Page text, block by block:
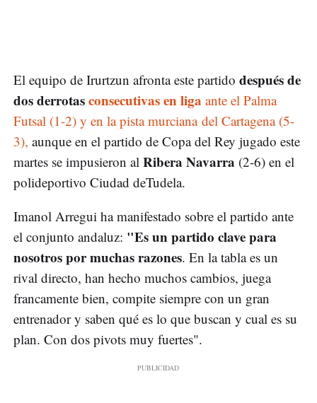
El equipo de Irurtzun afronta este partido después de
dos derrotasconsecutivas en liga ante el Palma
Futsal (1-2) y en la pista murciana del Cartagena (5-
3), aunque en el partido de Copa del Rey jugado este
martes se impusieron al Ribera Navarra (2-6) en el
polideportivo Ciudad deTudela.
Imanol Arregui ha manifestado sobre el partido ante
el conjunto andaluz: "Es un partido clave para
nosotros por muchas razones. En la tabla es un
rival directo, han hecho muchos cambios, juega
francamente bien, compite siempre con un gran
entrenador y saben qué es lo que buscan y cual es su
plan. Con dos pivots muy fuertes".